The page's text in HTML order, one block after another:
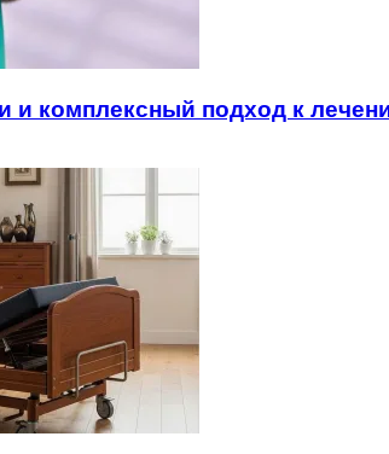
и комплексный подход к